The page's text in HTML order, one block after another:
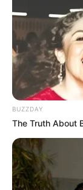
Jadi Baru
Cara Mudah
Membersihkan
Putih
BUZZDAY
The Truth About